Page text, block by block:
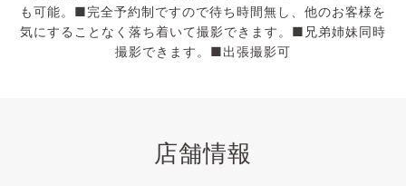
も可能。■完全予約制ですので待ち時間無し、他のお客様を
気にすることなく落ち着いて撮影できます。■兄弟姉妹同時
撮影できます。■出張撮影可
店舗情報